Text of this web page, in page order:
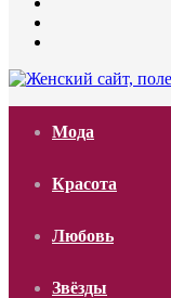
Мода
Красота
Любовь
Звёзды